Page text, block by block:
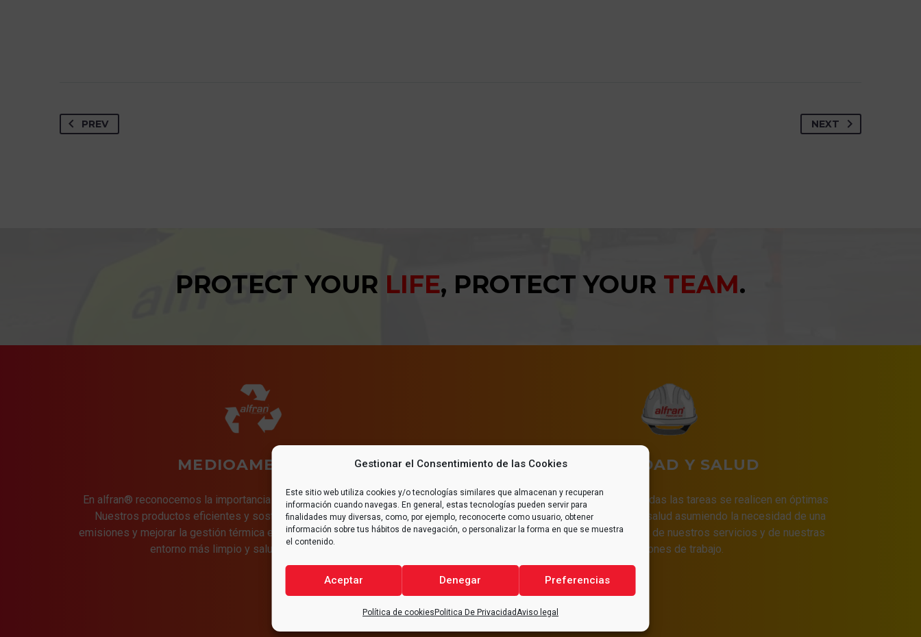
Gestionar el Consentimiento de las Cookies
Este sitio web utiliza cookies y/o tecnologías similares que almacenan y recuperan
información cuando navegas. En general, estas tecnologías pueden servir para
finalidades muy diversas, como, por ejemplo, reconocerte como usuario, obtener
información sobre tus hábitos de navegación, o personalizar la forma en que se muestra
el contenido.
Aceptar Denegar Preferencias
Política de cookiesPolitica De Privacidad Aviso legal
PREV NEXT
PROTECT YOUR LIFE, PROTECT YOUR TEAM.
MEDIOAMBIENTE
En alfran® reconocemos la importancia de proteger el medio ambiente.
Nuestros productos eficientes y sostenibles contribuyen a reducir
emisiones y mejorar la gestión térmica en industrias, promoviendo así un
entorno más limpio y saludable para todos.
SEGURIDAD Y SALUD
Es de vital importancia que todas las tareas se realicen en óptimas
condiciones de seguridad y salud asumiendo la necesidad de una
mejora continua de la calidad de nuestros servicios y de nuestras
condiciones de trabajo.